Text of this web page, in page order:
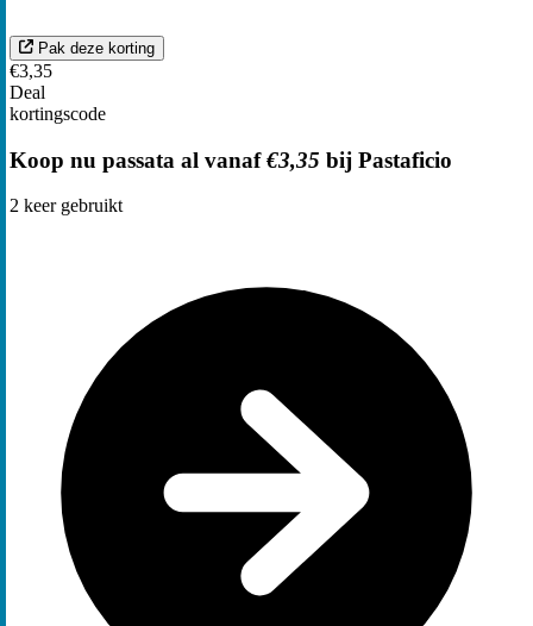
Pak deze korting
€3,35
Deal
kortingscode
Koop nu passata al vanaf€3,35 bij Pastaficio
2 keer gebruikt